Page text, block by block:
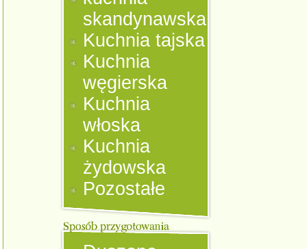
skandynawska
Kuchnia tajska
Kuchnia
węgierska
Kuchnia
włoska
Kuchnia
żydowska
Pozostałe